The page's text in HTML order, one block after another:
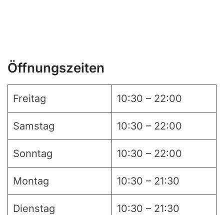
Öffnungszeiten
Freitag 10:30 – 22:00
Samstag 10:30 – 22:00
Sonntag 10:30 – 22:00
Montag 10:30 – 21:30
Dienstag 10:30 – 21:30